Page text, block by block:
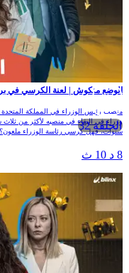
الحلقة 32
الوضع منكوش | لعنة الكرسي في بريطانيا.. 7 رؤساء وزراء
منصب رئيس الوزراء في المملكة المتحدة
وزراء في البقاء في منصبه لأكثر من
سنوات، فهل كرسي رئاسة الوزراء ملعون؟